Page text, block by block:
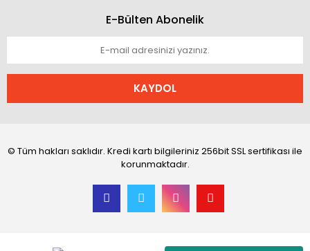
E-Bülten Abonelik
KAYDOL
© Tüm hakları saklıdır. Kredi kartı bilgileriniz 256bit SSL sertifikası ile
korunmaktadır.